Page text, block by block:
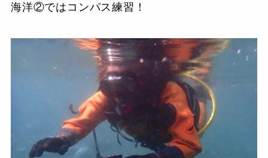
海洋②ではコンパス練習！